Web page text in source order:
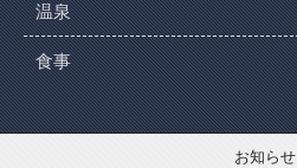
温泉
食事
お知らせ